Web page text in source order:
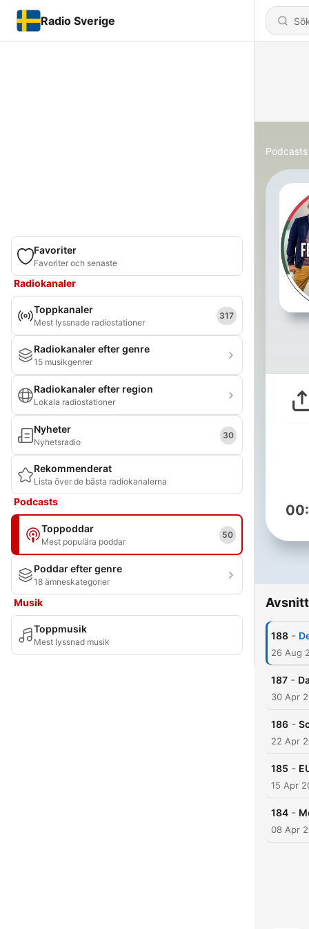
Radio Sverige
Favoriter
Favoriter och senaste
Radiokanaler
Toppkanaler
Mest lyssnade radiostationer
317
Radiokanaler efter genre
15 musikgenrer
Radiokanaler efter region
Lokala radiostationer
Nyheter
Nyhetsradio
30
Rekommenderat
Lista över de bästa radiokanalerna
Podcasts
Toppoddar
Mest populära poddar
50
Poddar efter genre
18 ämneskategorier
Musik
Toppmusik
Mest lyssnad musik
Podcasts
Avsnitt
188 -
26 Aug
187 -
30 Apr
186 -
22 Apr
185 -
15 Apr
184 -
08 Apr